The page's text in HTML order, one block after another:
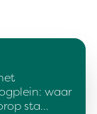
waar
sta…